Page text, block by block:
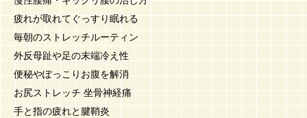
疲れが取れてぐっすり眠れる
毎朝のストレッチルーティン
外反母趾や足の末端冷え性
便秘やぽっこりお腹を解消
お尻ストレッチ 坐骨神経痛
手と指の疲れと腱鞘炎